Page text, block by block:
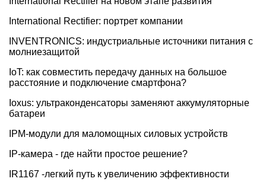
International Rectifier: портрет компании
INVENTRONICS: индустриальные источники питания с
молниезащитой
IoT: как совместить передачу данных на большое
расстояние и подключение смартфона?
Ioxus: ультраконденсаторы заменяют аккумуляторные
батареи
IPM-модули для маломощных силовых устройств
IP-камера - где найти простое решение?
IR1167 -легкий путь к увеличению эффективности